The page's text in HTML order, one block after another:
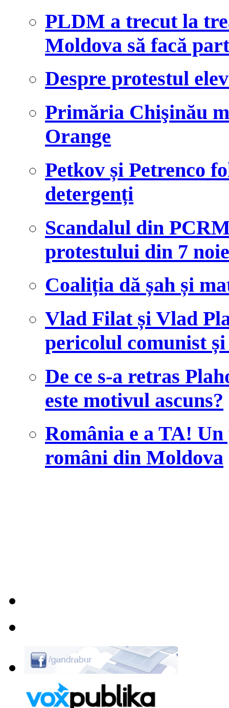
PLDM a trecut la
Moldova să facă
Despre protestul
Primăria Chişinău
Orange
Petkov și Petrenco
detergenți
Scandalul din
protestului din 7
Coaliția dă șah și
Vlad Filat și Vlad
pericolul comunist
De ce s-a retras
este motivul ascuns?
România e a TA!
români din Moldova